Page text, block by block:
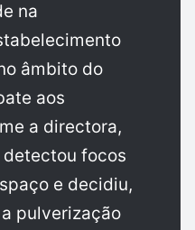
na
âmbito do
aos
a directora,
detectou focos
e decidiu,
pulverização